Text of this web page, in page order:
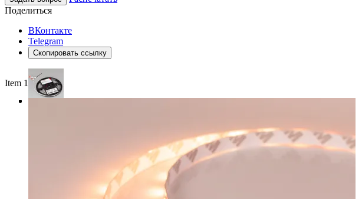
Поделиться
ВКонтакте
Telegram
Скопировать ссылку
Item 1 of 3